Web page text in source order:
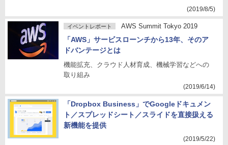
(2019/8/5)
イベントレポート AWS Summit Tokyo 2019
「AWS」サービスローンチから13年、そのア
ドバンテージとは
機能拡充、クラウド人材育成、機械学習などへの
取り組み
(2019/6/14)
「Dropbox Business」でGoogleドキュメン
ト／スプレッドシート／スライドを直接扱える
新機能を提供
(2019/5/22)